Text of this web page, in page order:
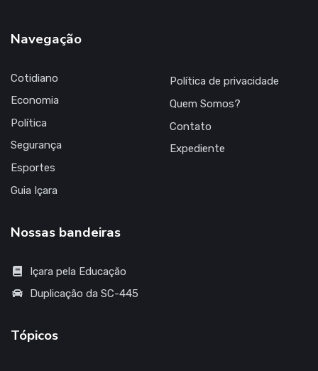
Navegação
Cotidiano
Economia
Política
Segurança
Esportes
Guia Içara
Política de privacidade
Quem Somos?
Contato
Expediente
Nossas bandeiras
Içara pela Educação
Duplicação da SC-445
Tópicos